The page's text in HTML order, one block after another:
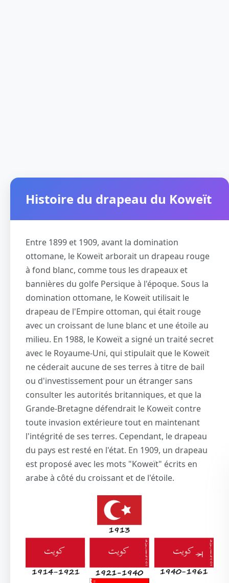
Histoire du drapeau du Koweït
Entre 1899 et 1909, avant la domination
ottomane, le Koweït arborait un drapeau rouge
à fond blanc, comme tous les drapeaux et
bannières du golfe Persique à l'époque. Sous la
domination ottomane, le Koweït utilisait le
drapeau de l'Empire ottoman, qui était rouge
avec un croissant de lune blanc et une étoile au
milieu. En 1988, le Koweït a signé un traité secret
avec le Royaume-Uni, qui stipulait que le Koweït
ne céderait aucune de ses terres à titre de bail
ou d'investissement pour un étranger sans
consulter les autorités britanniques, et que la
Grande-Bretagne défendrait le Koweït contre
toute invasion extérieure tout en maintenant
l'intégrité de ses terres. Cependant, le drapeau
du pays est resté en l'état. En 1909, un drapeau
est proposé avec les mots "Koweït" écrits en
arabe à côté du croissant et de l'étoile.